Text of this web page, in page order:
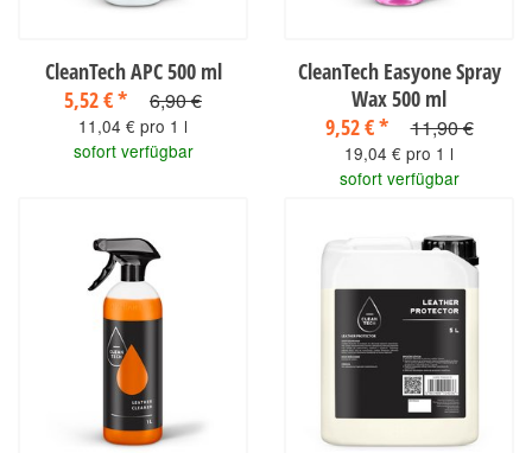
CleanTech APC 500 ml
5,52 €* 6,90 €
11,04 € pro 1 l
sofort verfügbar
CleanTech Easyone Spray
Wax 500 ml
9,52 €* 11,90 €
19,04 € pro 1 l
sofort verfügbar